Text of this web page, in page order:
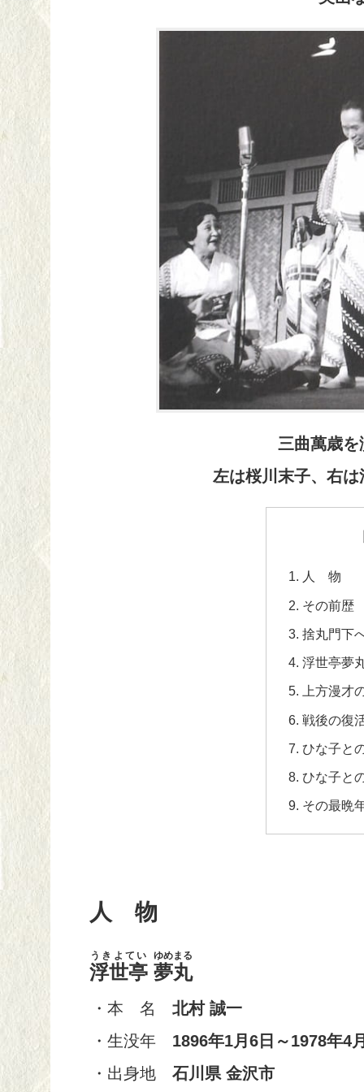
三曲萬歳を
左は桜川末子、右
人 物
その前歴
捨丸門下
浮世亭夢
上方漫才
戦後の復
ひな子と
ひな子と
その最晩
人 物
浮世亭
うきよてい
夢丸
ゆめまる
・本 名 北村 誠一
・生没年 1896年1月6日～1978年4
・出身地 石川県 金沢市